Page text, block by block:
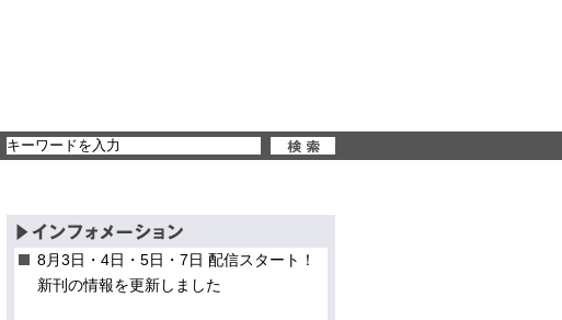
8月3日・4日・5日・7日 配信スタート！
新刊の情報を更新しました